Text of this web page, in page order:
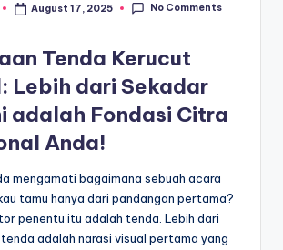
August 17, 2025 No Comments
Tenda Kerucut
Lebih dari Sekadar
adalah Fondasi Citra
Anda!
mengamati bagaimana sebuah acara
tamu hanya dari pandangan pertama?
penentu itu adalah tenda. Lebih dari
adalah narasi visual pertama yang